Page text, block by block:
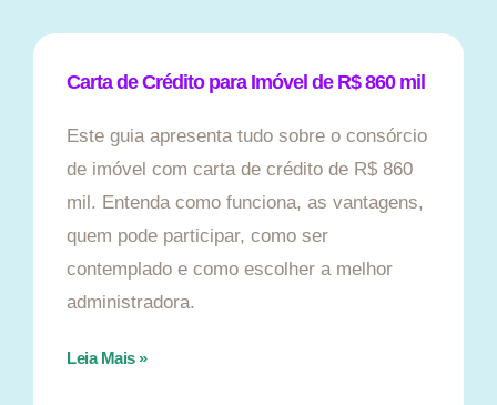
Carta de Crédito para Imóvel de R$ 860 mil
Este guia apresenta tudo sobre o consórcio
de imóvel com carta de crédito de R$ 860
mil. Entenda como funciona, as vantagens,
quem pode participar, como ser
contemplado e como escolher a melhor
administradora.
Leia Mais »